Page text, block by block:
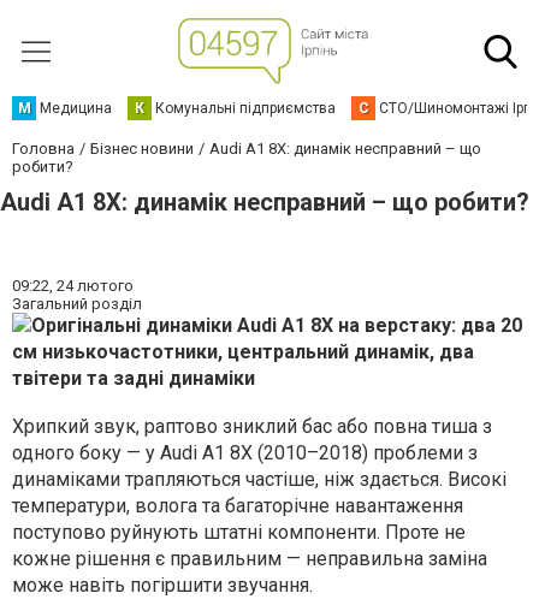
М Медицина К Комунальні підприємства С СТО/Шиномонтажі
Головна Бізнес новини
Audi A1 8X: динамік несправний – що
робити?
Audi A1 8X: динамік несправний – що робити?
09:22, 24 лютого
Загальний розділ
Хрипкий звук, раптово зниклий бас або повна тиша з
одного боку — у Audi A1 8X (2010–2018) проблеми з
динаміками трапляються частіше, ніж здається. Високі
температури, волога та багаторічне навантаження
поступово руйнують штатні компоненти. Проте не
кожне рішення є правильним — неправильна заміна
може навіть погіршити звучання.